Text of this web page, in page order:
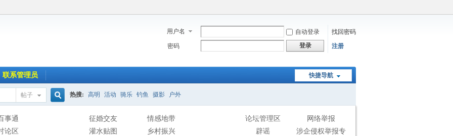
用户名 自动登录
找回密码
密码
登录 注册
快捷导航
联系管理员
帖子 热搜: 高明 活动 骑乐 钓鱼 摄影 户外
事通
论区
征婚交友
情感地带
灌水贴图
乡村振兴
论坛管理区
网络举报
辟谣
涉企侵权举报专